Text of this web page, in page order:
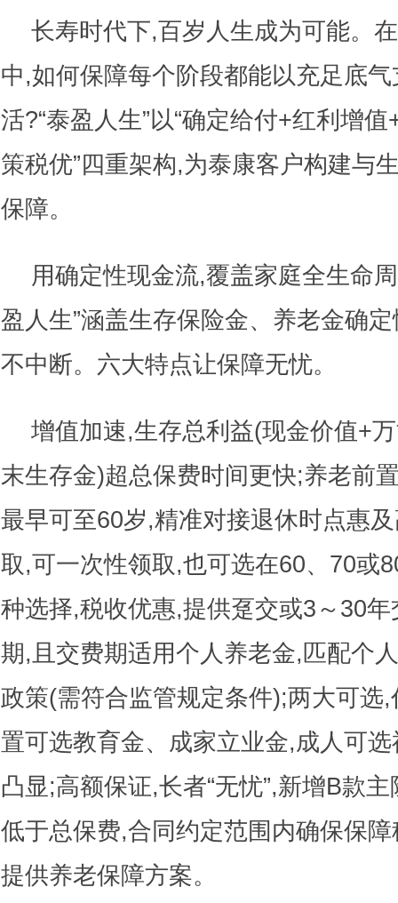
长寿时代下,百岁人生成为可能。
中,如何保障每个阶段都能以充足底
活?“泰盈人生”以“确定给付+红利增
策税优”四重架构,为泰康客户构建与
保障。
用确定性现金流,覆盖家庭全生命
盈人生”涵盖生存保险金、养老金确定
不中断。六大特点让保障无忧。
增值加速,生存总利益(现金价值+
末生存金)超总保费时间更快;养老前
最早可至60岁,精准对接退休时点惠
取,可一次性领取,也可选在60、70或
种选择,税收优惠,提供趸交或3～30
期,且交费期适用个人养老金,匹配个
政策(需符合监管规定条件);两大可选
置可选教育金、成家立业金,成人可
凸显;高额保证,长者“无忧”,新增B款
低于总保费,合同约定范围内确保保
提供养老保障方案。